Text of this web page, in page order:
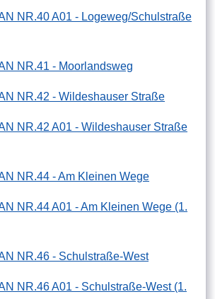
NR.40 A01 - Logeweg/Schulstraße
NR.41 - Moorlandsweg
NR.42 - Wildeshauser Straße
NR.42 A01 - Wildeshauser Straße
NR.44 - Am Kleinen Wege
NR.44 A01 - Am Kleinen Wege (1.
NR.46 - Schulstraße-West
NR.46 A01 - Schulstraße-West (1.